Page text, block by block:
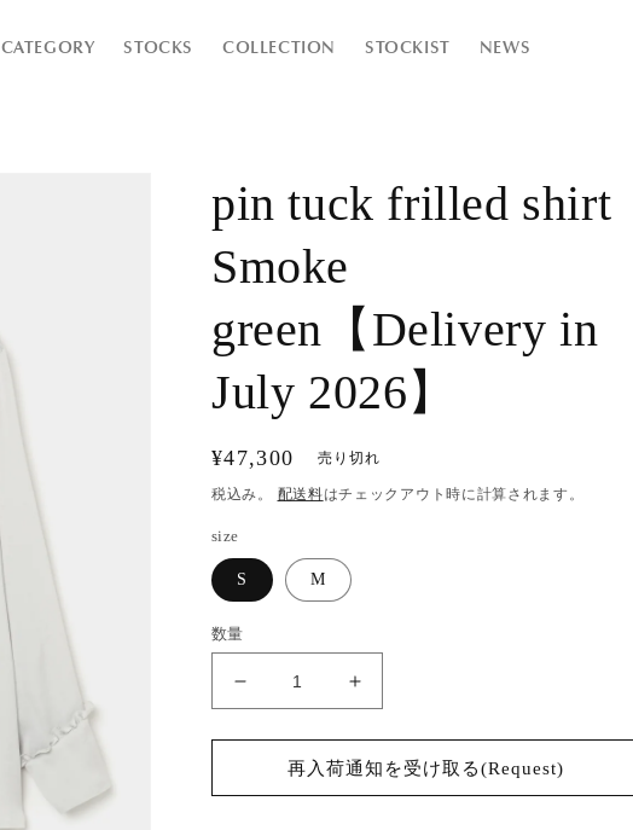
CATEGORY STOCKS COLLECTION STOCKIST NEWS
pin tuck frilled shirt
Smoke
green【Delivery in
July 2026】
通
常
格
¥47,300 売り切れ
税込み。 配送料はチェックアウト時に計算されます。
size
S M
数量
tuck
frilled
Smoke
pin
tuck
frilled
shirt
Smoke
再入荷通知を受け取る(Request)